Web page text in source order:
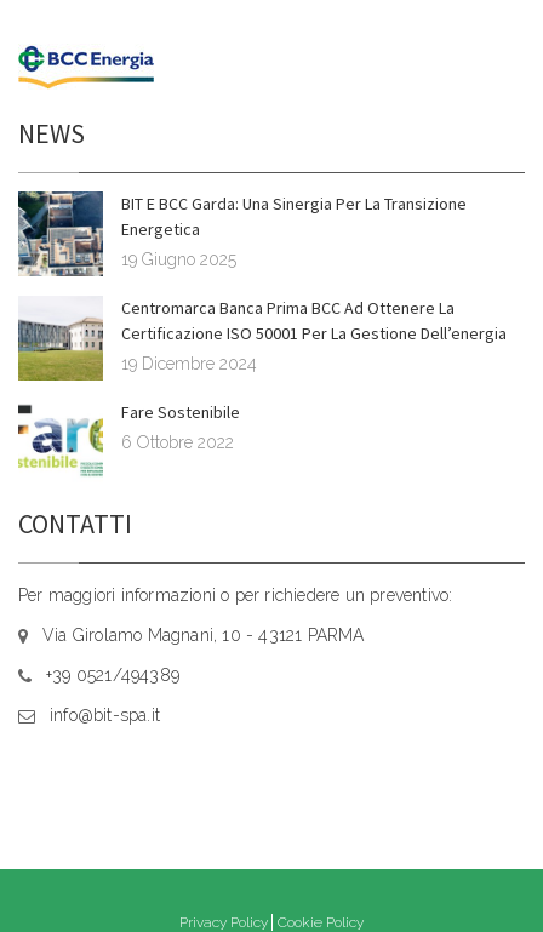
NEWS
BIT E BCC Garda: Una Sinergia Per La Transizione
Energetica
19 Giugno 2025
Centromarca Banca Prima BCC Ad Ottenere La
Certificazione ISO 50001 Per La Gestione Dell’energia
19 Dicembre 2024
Fare Sostenibile
6 Ottobre 2022
CONTATTI
Per maggiori informazioni o per richiedere un preventivo:
Via Girolamo Magnani, 10 - 43121 PARMA
+39 0521/494389
info@bit-spa.it
Privacy Policy Cookie Policy